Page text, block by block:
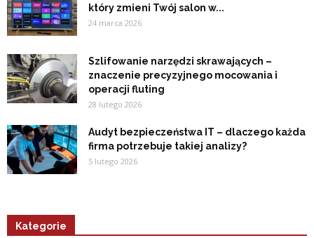
który zmieni Twój salon w...
24 marca 2026
Szlifowanie narzędzi skrawających –
znaczenie precyzyjnego mocowania i
operacji fluting
28 lutego 2026
Audyt bezpieczeństwa IT – dlaczego każda
firma potrzebuje takiej analizy?
5 lutego 2026
Kategorie